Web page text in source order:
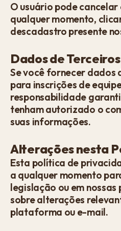
O usuário pode
qualquer momento,
descadastro presente
Dados de Terceiros
Se você fornecer dados
para inscrições de
responsabilidade
tenham autorizado o
suas informações.
Alterações nesta
Esta política de
a qualquer momento
legislação ou em
sobre alterações
plataforma ou e-mail.